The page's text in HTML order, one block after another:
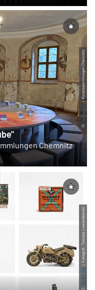
©
CC-BY-SA
| Kunstsammlungen Chemnitz
Chemnitz
©
CC-BY-SA
| Fotograf: Tomasz Lewandowski